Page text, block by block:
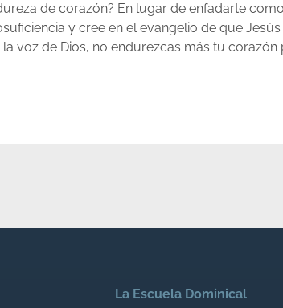
de corazón? En lugar de enfadarte como
y cree en el evangelio de que Jesús
voz de Dios, no endurezcas más tu corazón
La Escuela Dominical